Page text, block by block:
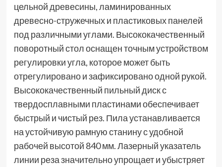
цельной древесины, ламинированных
древесно-стружечных и пластиковых панелей
под различными углами. Высококачественный
поворотный стол оснащен точным устройством
регулировки угла, которое может быть
отрегулировано и зафиксировано одной рукой.
Высококачественный пильный диск с
твердосплавными пластинами обеспечивает
быстрый и чистый рез. Пила устанавливается
на устойчивую рамную станину с удобной
рабочей высотой 840 мм. Лазерный указатель
линии реза значительно упрощает и убыстряет